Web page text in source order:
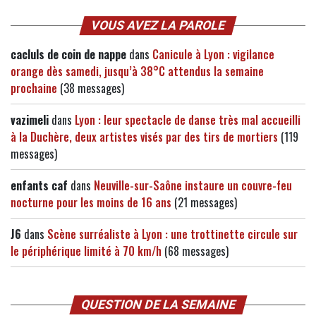
VOUS AVEZ LA PAROLE
cacluls de coin de nappe dans Canicule à Lyon : vigilance
orange dès samedi, jusqu’à 38°C attendus la semaine
prochaine (38 messages)
vazimeli dans Lyon : leur spectacle de danse très mal accueilli
à la Duchère, deux artistes visés par des tirs de mortiers (119
messages)
enfants caf dans Neuville-sur-Saône instaure un couvre-feu
nocturne pour les moins de 16 ans (21 messages)
J6 dans Scène surréaliste à Lyon : une trottinette circule sur
le périphérique limité à 70 km/h (68 messages)
QUESTION DE LA SEMAINE